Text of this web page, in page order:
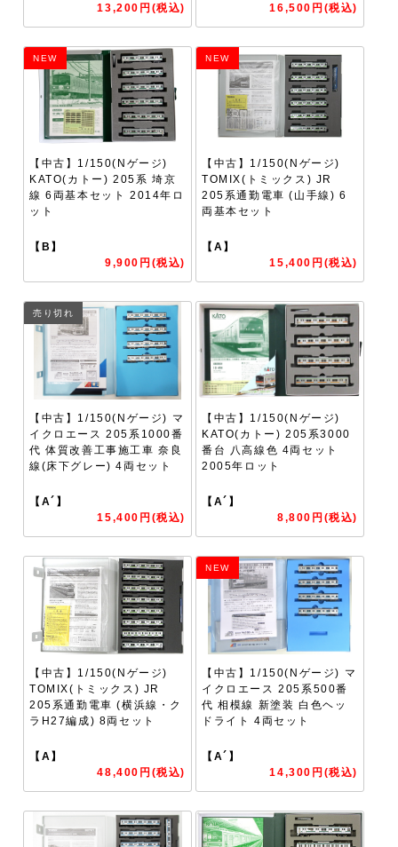
13,200円(税込)
16,500円(税込)
NEW
【中古】1/150(Nゲージ)
KATO(カトー) 205系 埼京
線 6両基本セット 2014年ロ
ット
【B】
9,900円(税込)
NEW
【中古】1/150(Nゲージ)
TOMIX(トミックス) JR
205系通勤電車 (山手線) 6
両基本セット
【A】
15,400円(税込)
売り切れ
【中古】1/150(Nゲージ) マ
イクロエース 205系1000番
代 体質改善工事施工車 奈良
線(床下グレー) 4両セット
【A´】
15,400円(税込)
【中古】1/150(Nゲージ)
KATO(カトー) 205系3000
番台 八高線色 4両セット
2005年ロット
【A´】
8,800円(税込)
【中古】1/150(Nゲージ)
TOMIX(トミックス) JR
205系通勤電車 (横浜線・ク
ラH27編成) 8両セット
【A】
48,400円(税込)
NEW
【中古】1/150(Nゲージ) マ
イクロエース 205系500番
代 相模線 新塗装 白色ヘッ
ドライト 4両セット
【A´】
14,300円(税込)